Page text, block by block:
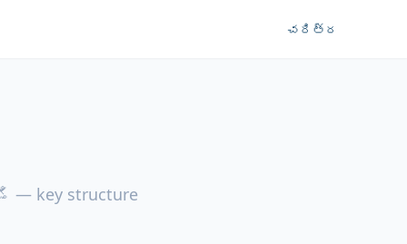
చరిత్ర
key structure